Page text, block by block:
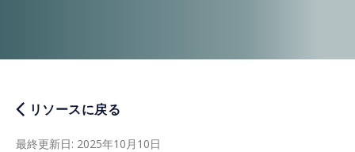
リソースに戻る
最終更新日: 2025年10月10日